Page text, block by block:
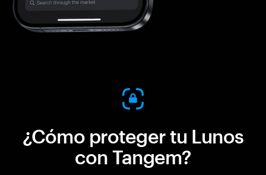
¿Cómo proteger tu Lunos
con Tangem?